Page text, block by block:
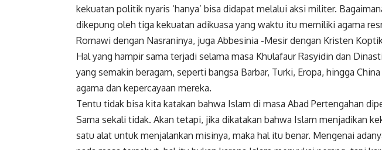
kekuatan politik nyaris ‘hanya’ bisa didapat melalui aksi militer.
dikepung oleh tiga kekuatan adikuasa yang waktu itu memiliki agama
Romawi dengan Nasraninya, juga Abbesinia -Mesir dengan Kristen
Hal yang hampir sama terjadi selama masa Khulafaur Rasyidin dan
yang semakin beragam, seperti bangsa Barbar, Turki, Eropa, hingga
agama dan kepercayaan mereka.
Tentu tidak bisa kita katakan bahwa Islam di masa Abad Pertengahan
Sama sekali tidak. Akan tetapi, jika dikatakan bahwa Islam menjadikan
satu alat untuk menjalankan misinya, maka hal itu benar. Mengenai